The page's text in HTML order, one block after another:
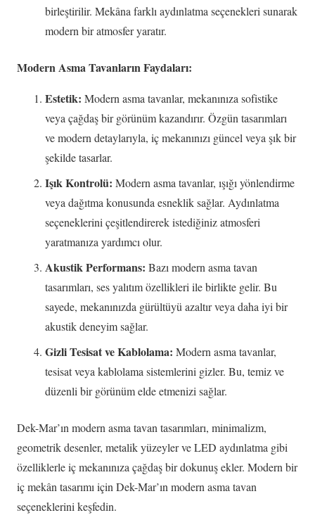
birleştirilir. Mekâna farklı aydınlatma seçenekleri sunarak
modern bir atmosfer yaratır.
Modern Asma Tavanların Faydaları:
Estetik: Modern asma tavanlar, mekanınıza sofistike
veya çağdaş bir görünüm kazandırır. Özgün tasarımları
ve modern detaylarıyla, iç mekanınızı güncel veya şık bir
şekilde tasarlar.
Işık Kontrolü: Modern asma tavanlar, ışığı yönlendirme
veya dağıtma konusunda esneklik sağlar. Aydınlatma
seçeneklerini çeşitlendirerek istediğiniz atmosferi
yaratmanıza yardımcı olur.
Akustik Performans: Bazı modern asma tavan
tasarımları, ses yalıtım özellikleri ile birlikte gelir. Bu
sayede, mekanınızda gürültüyü azaltır veya daha iyi bir
akustik deneyim sağlar.
Gizli Tesisat ve Kablolama: Modern asma tavanlar,
tesisat veya kablolama sistemlerini gizler. Bu, temiz ve
düzenli bir görünüm elde etmenizi sağlar.
Dek-Mar’ın modern asma tavan tasarımları, minimalizm,
geometrik desenler, metalik yüzeyler ve LED aydınlatma gibi
özelliklerle iç mekanınıza çağdaş bir dokunuş ekler. Modern bir
iç mekân tasarımı için Dek-Mar’ın modern asma tavan
seçeneklerini keşfedin.